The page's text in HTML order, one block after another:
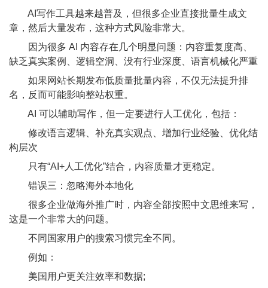
AI写作工具越来越普及，但很多企业直接批量生成文
章，然后大量发布，这种方式风险非常大。
因为很多 AI 内容存在几个明显问题：内容重复度高、
缺乏真实案例、逻辑空洞、没有行业深度、语言机械化严重
如果网站长期发布低质量批量内容，不仅无法提升排
名，反而可能影响整站权重。
AI 可以辅助写作，但一定要进行人工优化，包括：
修改语言逻辑、补充真实观点、增加行业经验、优化结
构层次
只有“AI+人工优化”结合，内容质量才更稳定。
错误三：忽略海外本地化
很多企业做海外推广时，内容全部按照中文思维来写，
这是一个非常大的问题。
不同国家用户的搜索习惯完全不同。
例如：
美国用户更关注效率和数据;